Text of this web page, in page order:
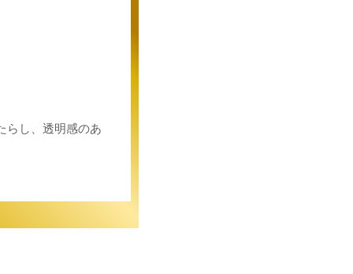
らし、透明感のあ